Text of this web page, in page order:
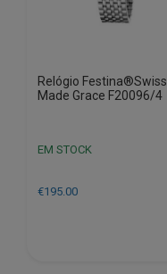
Relógio Festina®Swiss
Made Grace F20096/4
EM STOCK
€195.00